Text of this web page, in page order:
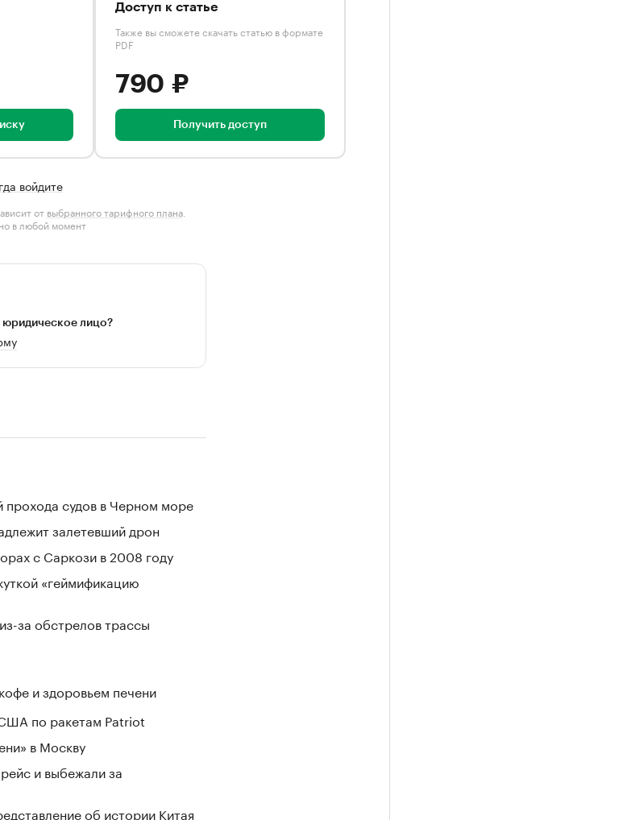
Доступ к статье
Также вы сможете скачать статью в формате
PDF
790 ₽
Получить доступ
войдите
от выбранного тарифного плана.
в любой момент
лицо?
прохода судов в Черном море
залетевший дрон
с Саркози в 2008 году
«геймификацию
за обстрелов трассы
и здоровьем печени
по ракетам Patriot
в Москву
и выбежали за
об истории Китая